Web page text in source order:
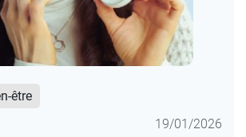
être
19/01/2026